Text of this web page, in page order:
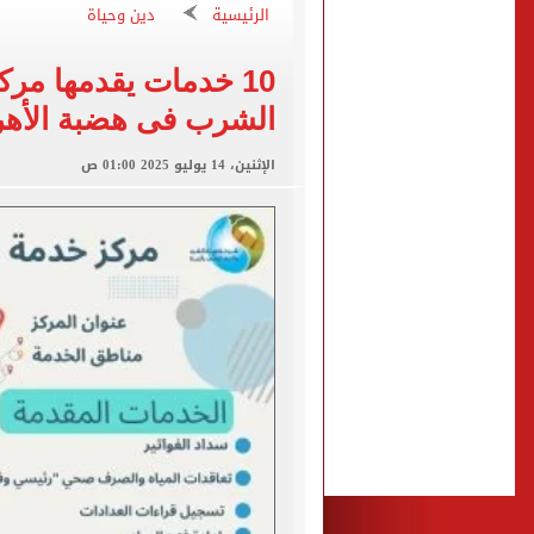
"تنظيم الاتصالات":
الكشف عن قصر محمد صلاح
الاتحاد التركي يمنح
الرئيسية دين وحياة
10 خدمات يقدمها
الشرب فى هضبة
الإثنين، 14 يوليو 2025 01:00 ص